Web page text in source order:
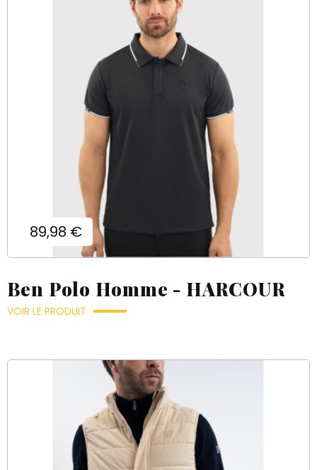
((title))
Prix
89,98 €
Ben Polo Homme - HARCOUR
VOIR LE PRODUIT